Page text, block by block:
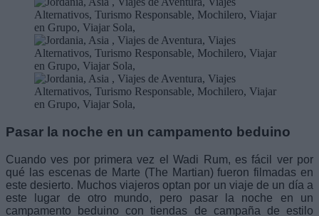
Pasar la noche en un campamento beduino
Cuando ves por primera vez el Wadi Rum, es fácil ver por
qué las escenas de Marte (The Martian) fueron filmadas en
este desierto. Muchos viajeros optan por un viaje de un día a
este lugar de otro mundo, pero pasar la noche en un
campamento beduino con tiendas de campaña de estilo